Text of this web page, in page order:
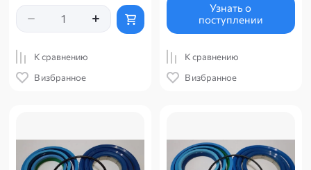
К сравнению
В избранное
Узнать о
поступлении
К сравнению
В избранное